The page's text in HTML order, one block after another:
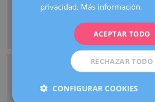
Contamos con una UCI Neonatal de
privacidad. Más información
ACEPTAR TODO
RECHAZAR TODO
CONFIGURAR COOKIES